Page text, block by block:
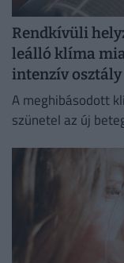
Rendkívüli
leálló klíma
intenzív osztály
A meghibásodott
szünetel az új